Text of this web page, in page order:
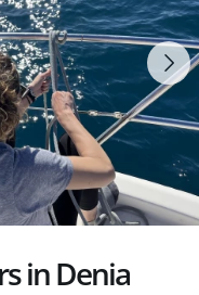
in Denia